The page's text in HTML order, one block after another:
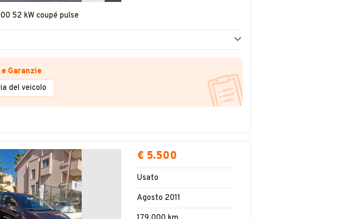
52 kW coupé pulse
Garanzie
del veicolo
€ 5.500
Usato
Agosto 2011